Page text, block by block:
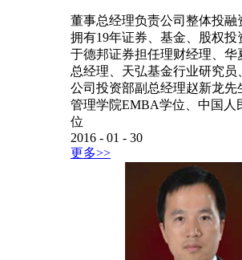
董事总经理负责公司整体投融
拥有19年证券、基金、股权
于德邦证券担任理财经理、华
总经理、天弘基金行业研究员
公司投资部副总经理赵新龙先
管理学院EMBA学位、中国人
位
2016 - 01 - 30
更多>>